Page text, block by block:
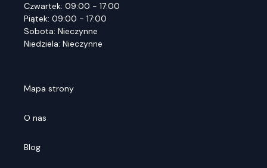
Czwartek: 09:00 - 17:00
Piątek: 09:00 - 17:00
Sobota: Nieczynne
Niedziela: Nieczynne
Mapa strony
O nas
Blog